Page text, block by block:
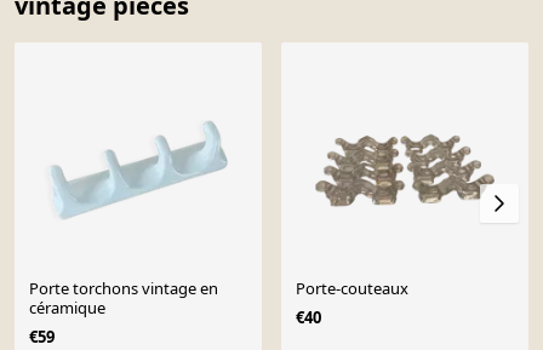
Porte torchons vintage en
céramique
€59
Porte-couteaux
€40